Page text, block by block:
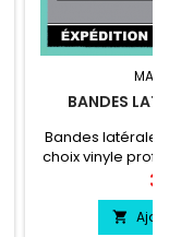
BANDES
Bandes latérales
choix vinyle
